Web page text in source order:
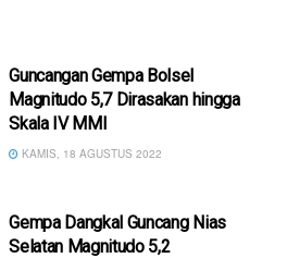
Guncangan Gempa Bolsel
Magnitudo 5,7 Dirasakan hingga
Skala IV MMI
KAMIS, 18 AGUSTUS 2022
Gempa Dangkal Guncang Nias
Selatan Magnitudo 5,2